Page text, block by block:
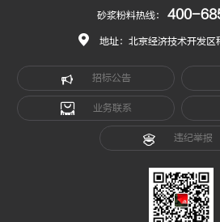
砂浆粉料热线： 400-
地址：北京经济技术开发区
招标公告
业务联系
违纪举报